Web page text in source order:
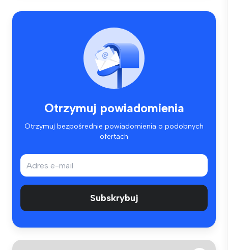
Otrzymuj powiadomienia
Otrzymuj bezpośrednie powiadomienia o podobnych
ofertach
Subskrybuj